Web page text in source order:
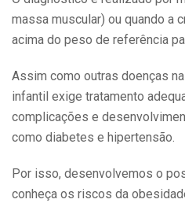
massa muscular) ou quando a
acima do peso de referência
Assim como outras doenças
infantil exige tratamento
complicações e
como diabetes e hipertensão.
Por isso, desenvolvemos o
conheça os riscos da